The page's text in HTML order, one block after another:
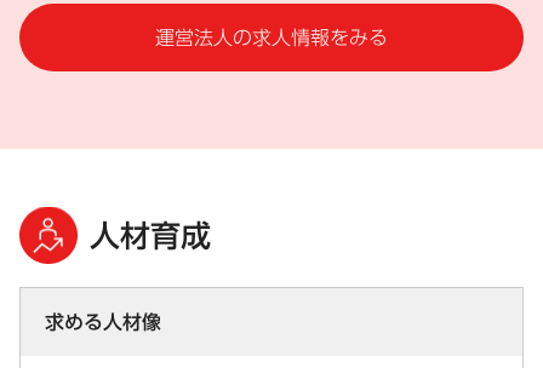
運営法人の求人情報をみる
人材育成
求める人材像